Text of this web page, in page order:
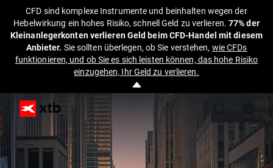
CFD sind komplexe Instrumente und beinhalten wegen der
Hebelwirkung ein hohes Risiko, schnell Geld zu verlieren.77% der
Kleinanlegerkonten verlieren Geld beim CFD-Handel mit diesem
Anbieter. Sie sollten überlegen, ob Sie verstehen, wie CFDs
funktionieren, und ob Sie es sich leisten können, das hohe Risiko
einzugehen, Ihr Geld zu verlieren.